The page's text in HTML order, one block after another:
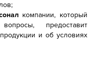
компании, который
предоставит
и об условиях